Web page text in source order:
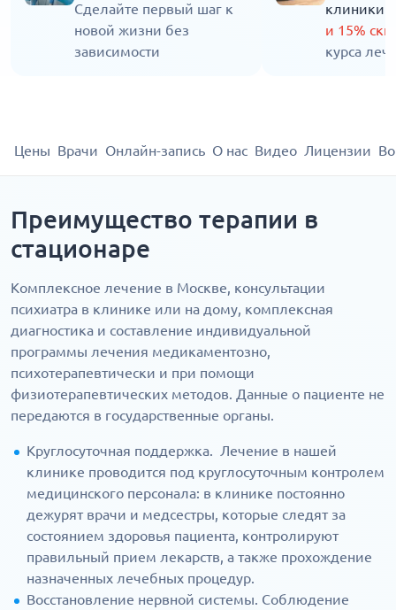
Сделайте первый шаг к
новой жизни без
зависимости
клиники
и 15%
курса
Цены Врачи Онлайн-запись О нас Видео Лицензии
Преимущество терапии в
стационаре
Комплексное лечение в Москве, консультации
психиатра в клинике или на дому, комплексная
диагностика и составление индивидуальной
программы лечения медикаментозно,
психотерапевтически и при помощи
физиотерапевтических методов. Данные о пациенте не
передаются в государственные органы.
Круглосуточная поддержка. Лечение в нашей
клинике проводится под круглосуточным контролем
медицинского персонала: в клинике постоянно
дежурят врачи и медсестры, которые следят за
состоянием здоровья пациента, контролируют
правильный прием лекарств, а также прохождение
назначенных лечебных процедур.
Восстановление нервной системы. Соблюдение